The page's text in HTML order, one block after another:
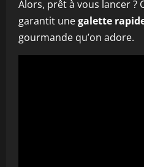
Alors, prêt à vous lancer ?
garantit unegalette
gourmande qu’on adore.